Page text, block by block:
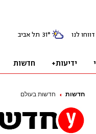
חדשות חדשות בעולם